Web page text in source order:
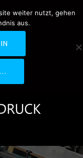
1 - 5 60314
weiter nutzt, gehen
aus.
…